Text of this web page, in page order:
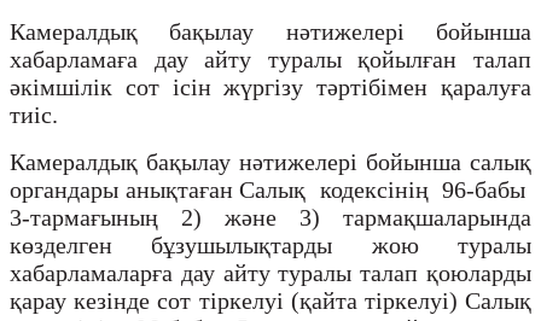
Камералдық бақылау нәтижелері бойынша
хабарламаға дау айту туралы қойылған талап
әкімшілік сот ісін жүргізу тәртібімен қаралуға
тиіс.
Камералдық бақылау нәтижелері бойынша салық
органдары анықтаған Салық кодексінің 96-бабы
3-тармағының
2) және 3) тармақшаларында
көзделген бұзушылықтарды жою туралы
хабарламаларға дау айту туралы талап қоюларды
қарау кезінде сот тіркелуі (қайта тіркелуі) Салық